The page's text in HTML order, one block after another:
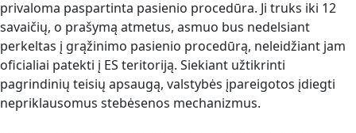
privaloma paspartinta pasienio procedūra. Ji truks iki 12
savaičių, o prašymą atmetus, asmuo bus nedelsiant
perkeltas į grąžinimo pasienio procedūrą, neleidžiant jam
oficialiai patekti į ES teritoriją. Siekiant užtikrinti
pagrindinių teisių apsaugą, valstybės įpareigotos įdiegti
nepriklausomus stebėsenos mechanizmus.